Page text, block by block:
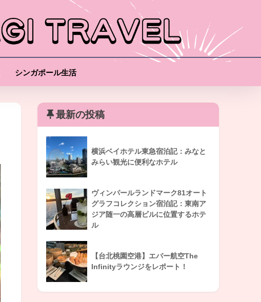
シンガポール生活
最新の投稿
横浜ベイホテル東急宿泊記：みなと
みらい観光に便利なホテル
ヴィンパールランドマーク81オート
グラフコレクション宿泊記：東南ア
ジア随一の高層ビルに位置するホテ
ル
【台北桃園空港】エバー航空The
Infinityラウンジをレポート！